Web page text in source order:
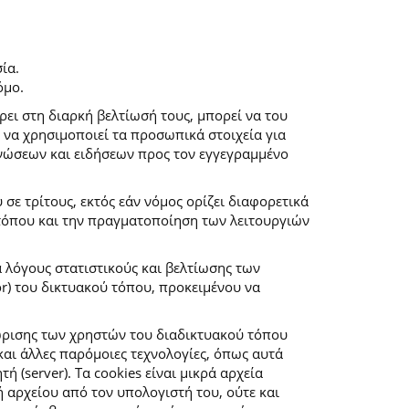
στη διαρκή βελτίωσή τους, μπορεί να του
χρησιμοποιεί τα προσωπικά στοιχεία για
και ειδήσεων προς τον εγγεγραμμένο
τρίτους, εκτός εάν νόμος ορίζει διαφορετικά
και την πραγματοποίηση των λειτουργιών
στατιστικούς και βελτίωσης των
του δικτυακού τόπου, προκειμένου να
των χρηστών του διαδικτυακού τόπου
άλλες παρόμοιες τεχνολογίες, όπως αυτά
(server). Τα cookies είναι μικρά αρχεία
από τον υπολογιστή του, ούτε και